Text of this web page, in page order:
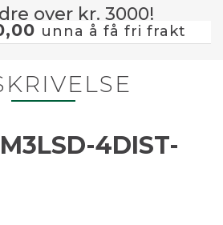
over kr. 3000!
unna å få fri frakt
4DIST-